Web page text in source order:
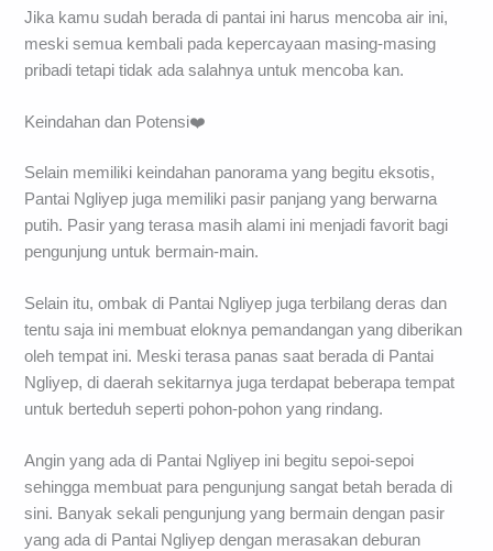
Jika kamu sudah berada di pantai ini harus mencoba air ini,
meski semua kembali pada kepercayaan masing-masing
pribadi tetapi tidak ada salahnya untuk mencoba kan.
Keindahan dan Potensi❤️
Selain memiliki keindahan panorama yang begitu eksotis,
Pantai Ngliyep juga memiliki pasir panjang yang berwarna
putih. Pasir yang terasa masih alami ini menjadi favorit bagi
pengunjung untuk bermain-main.
Selain itu, ombak di Pantai Ngliyep juga terbilang deras dan
tentu saja ini membuat eloknya pemandangan yang diberikan
oleh tempat ini. Meski terasa panas saat berada di Pantai
Ngliyep, di daerah sekitarnya juga terdapat beberapa tempat
untuk berteduh seperti pohon-pohon yang rindang.
Angin yang ada di Pantai Ngliyep ini begitu sepoi-sepoi
sehingga membuat para pengunjung sangat betah berada di
sini. Banyak sekali pengunjung yang bermain dengan pasir
yang ada di Pantai Ngliyep dengan merasakan deburan